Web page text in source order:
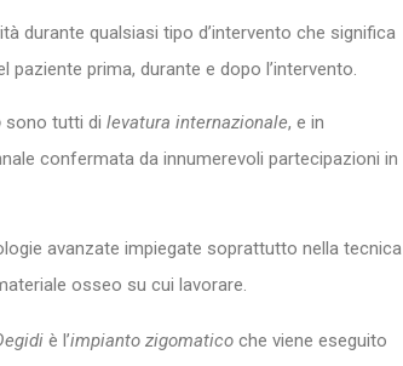
durante qualsiasi tipo d’intervento che significa
paziente prima, durante e dopo l’intervento.
sono tutti di levatura internazionale, e in
confermata da innumerevoli partecipazioni in
avanzate impiegate soprattutto nella tecnica
osseo su cui lavorare.
è l’impianto zigomatico che viene eseguito